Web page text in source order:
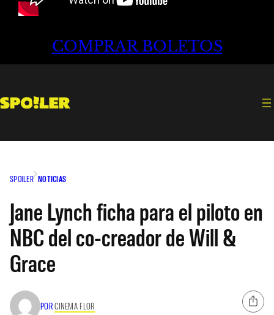
COMPRAR BOLETOS
SPOILER NOTICIAS
Jane Lynch ficha para el piloto en
NBC del co-creador de Will &
Grace
PORCINEMA FLOR